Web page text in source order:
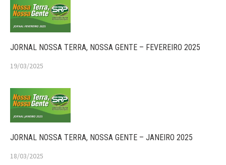
JORNAL NOSSA TERRA, NOSSA GENTE – FEVEREIRO 2025
19/03/2025
JORNAL NOSSA TERRA, NOSSA GENTE – JANEIRO 2025
18/03/2025